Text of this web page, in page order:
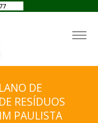
DE
RESÍDUOS
PAULISTA